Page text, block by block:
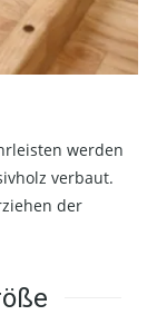
werden
verbaut.
der